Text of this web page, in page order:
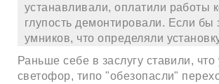
устанавливали, оплатили работы
глупость демонтировали. Если бы
умников, что определяли
Раньше себе в заслугу ставили, что
светофор, типо "обезопасли"